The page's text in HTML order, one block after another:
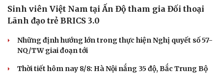
Sinh viên Việt Nam tại Ấn Độ tham gia Đối thoại
Lãnh đạo trẻ BRICS 3.0
Những định hướng lớn trong thực hiện Nghị quyết số 57-
NQ/TW giai đoạn tới
Thời tiết hôm nay 8/8: Hà Nội nắng 35 độ, Bắc Trung Bộ